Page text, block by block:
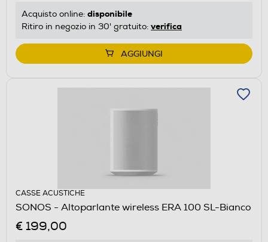
Acquisto online: disponibile
Ritiro in negozio in 30' gratuito: verifica
AGGIUNGI
CASSE ACUSTICHE
SONOS - Altoparlante wireless ERA 100 SL-Bianco
€ 199,00